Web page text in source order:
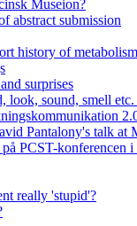
Museion?
abstract submission
history of metabolism
surprises
look, sound, smell
Pantalony's talk at
PCST-konferencen i
really 'stupid'?